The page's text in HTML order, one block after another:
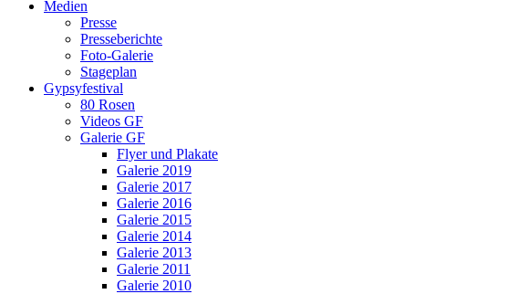
Medien
Presse
Presseberichte
Foto-Galerie
Stageplan
Gypsyfestival
80 Rosen
Videos GF
Galerie GF
Flyer und Plakate
Galerie 2019
Galerie 2017
Galerie 2016
Galerie 2015
Galerie 2014
Galerie 2013
Galerie 2011
Galerie 2010